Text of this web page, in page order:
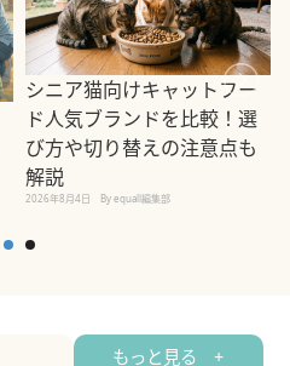
シニア猫向けキャットフー
ド人気ブランドを比較！選
び方や切り替えの注意点も
解説
2026年8月4日 By equall編集部
もっと見る +